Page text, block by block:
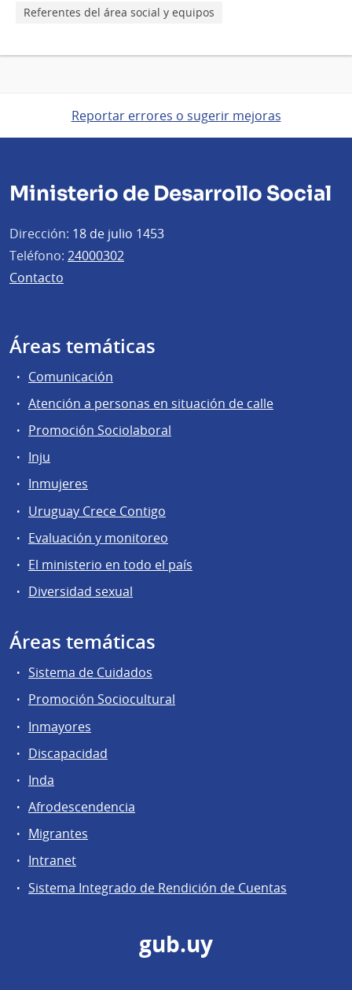
Referentes del área social y equipos
Reportar errores o sugerir mejoras
Ministerio de Desarrollo Social
Dirección: 18 de julio 1453
Teléfono: 24000302
Contacto
Áreas temáticas
Comunicación
Atención a personas en situación de calle
Promoción Sociolaboral
Inju
Inmujeres
Uruguay Crece Contigo
Evaluación y monitoreo
El ministerio en todo el país
Diversidad sexual
Áreas temáticas
Sistema de Cuidados
Promoción Sociocultural
Inmayores
Discapacidad
Inda
Afrodescendencia
Migrantes
Intranet
Sistema Integrado de Rendición de Cuentas
gub.uy